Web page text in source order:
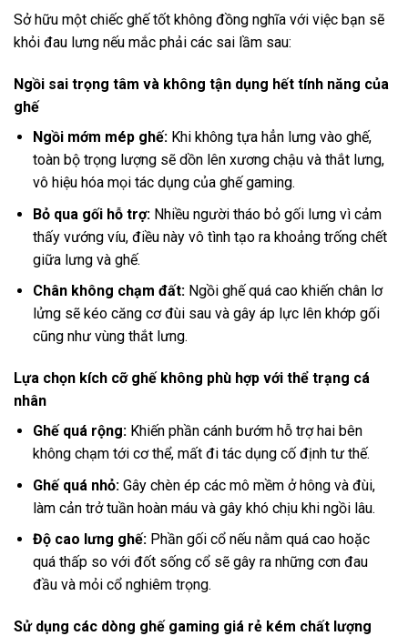
Sở hữu một chiếc ghế tốt không đồng nghĩa với việc bạn sẽ
khỏi đau lưng nếu mắc phải các sai lầm sau:
Ngồi sai trọng tâm và không tận dụng hết tính năng của
ghế
Ngồi mớm mép ghế:Khi không tựa hẳn lưng vào ghế,
toàn bộ trọng lượng sẽ dồn lên xương chậu và thắt lưng,
vô hiệu hóa mọi tác dụng của ghế gaming.
Bỏ qua gối hỗ trợ:Nhiều người tháo bỏ gối lưng vì cảm
thấy vướng víu, điều này vô tình tạo ra khoảng trống chết
giữa lưng và ghế.
Chân không chạm đất:Ngồi ghế quá cao khiến chân lơ
lửng sẽ kéo căng cơ đùi sau và gây áp lực lên khớp gối
cũng như vùng thắt lưng.
Lựa chọn kích cỡ ghế không phù hợp với thể trạng cá
nhân
Ghế quá rộng:Khiến phần cánh bướm hỗ trợ hai bên
không chạm tới cơ thể, mất đi tác dụng cố định tư thế.
Ghế quá nhỏ:Gây chèn ép các mô mềm ở hông và đùi,
làm cản trở tuần hoàn máu và gây khó chịu khi ngồi lâu.
Độ cao lưng ghế:Phần gối cổ nếu nằm quá cao hoặc
quá thấp so với đốt sống cổ sẽ gây ra những cơn đau
đầu và mỏi cổ nghiêm trọng.
Sử dụng các dòng ghế gaming giá rẻ kém chất lượng